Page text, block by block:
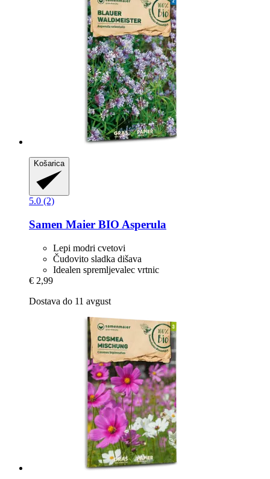
Košarica
5.0 (2)
Samen Maier BIO Asperula
Lepi modri cvetovi
Čudovito sladka dišava
Idealen spremljevalec vrtnic
€ 2,99
Dostava do 11 avgust